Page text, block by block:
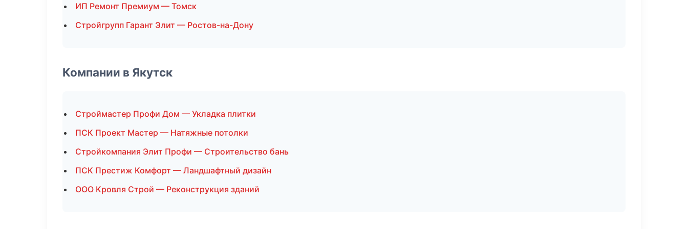
ИП Ремонт Премиум — Томск
Стройгрупп Гарант Элит — Ростов-на-Дону
Компании в Якутск
Строймастер Профи Дом — Укладка плитки
ПСК Проект Мастер — Натяжные потолки
Стройкомпания Элит Профи — Строительство бань
ПСК Престиж Комфорт — Ландшафтный дизайн
ООО Кровля Строй — Реконструкция зданий